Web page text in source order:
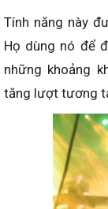
Tính năng này
Họ dùng nó để
những khoảng
tăng lượt tương